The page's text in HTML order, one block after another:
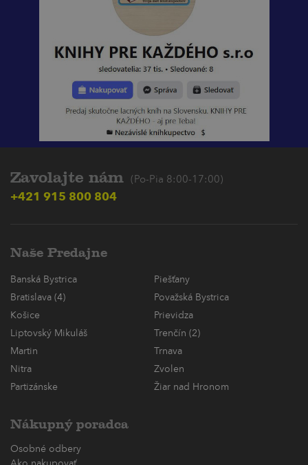
Zavolajte nám (Po-Pia 8:00-17:00)
+421 915 800 804
Naše Predajne
Banská Bystrica
Piešťany
Bratislava (4)
Považská Bystrica
Košice
Prievidza
Liptovský Mikuláš
Trenčín (2)
Martin
Trnava
Nitra
Zvolen
Partizánske
Žiar nad Hronom
Nákupný poradca
Osobné odbery